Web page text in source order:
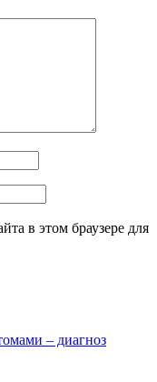
в этом браузере для
– диагноз